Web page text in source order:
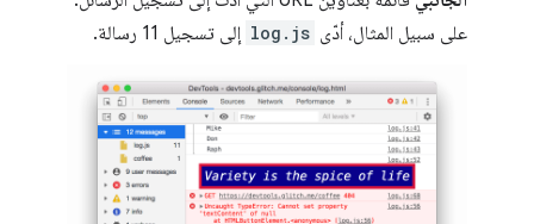
على سبيل المثال، أدّى log.js إلى تسجيل 11 رسالة.